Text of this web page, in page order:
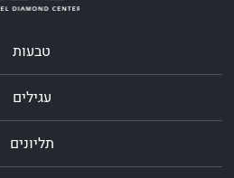
טבעות
עגילים
תליונים